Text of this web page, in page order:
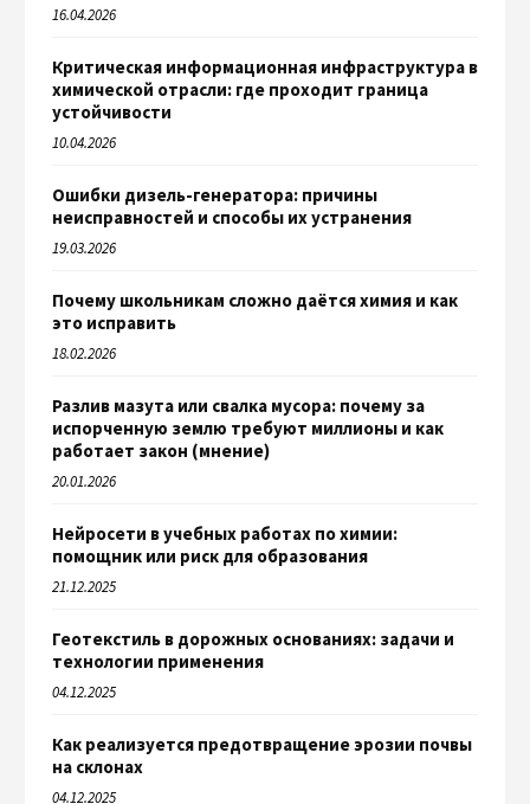
16.04.2026
Критическая информационная инфраструктура в
химической отрасли: где проходит граница
устойчивости
10.04.2026
Ошибки дизель-генератора: причины
неисправностей и способы их устранения
19.03.2026
Почему школьникам сложно даётся химия и как
это исправить
18.02.2026
Разлив мазута или свалка мусора: почему за
испорченную землю требуют миллионы и как
работает закон (мнение)
20.01.2026
Нейросети в учебных работах по химии:
помощник или риск для образования
21.12.2025
Геотекстиль в дорожных основаниях: задачи и
технологии применения
04.12.2025
Как реализуется предотвращение эрозии почвы
на склонах
04.12.2025